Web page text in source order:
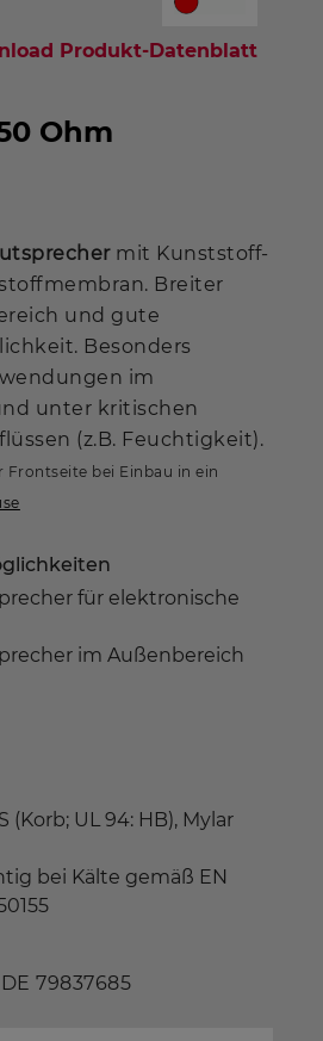
Produkt-Datenblatt
Ohm
mit Kunststoff­
Breiter
und gute
Besonders
im
unter kritischen
(z.B. Feuchtigkeit).
Frontseite bei Einbau in ein
für elektronische
im Außenbereich
(Korb; UL 94: HB), Mylar
bei Kälte gemäß EN
79837685